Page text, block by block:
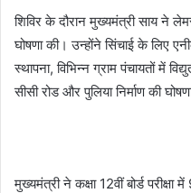
शिविर के दौरान मुख्यमंत्री साय ने
घोषणा की। उन्होंने सिंचाई के लिए
स्थापना, विभिन्न ग्राम पंचायतों में
सीसी रोड और पुलिया निर्माण की
मुख्यमंत्री ने कक्षा 12वीं बोर्ड